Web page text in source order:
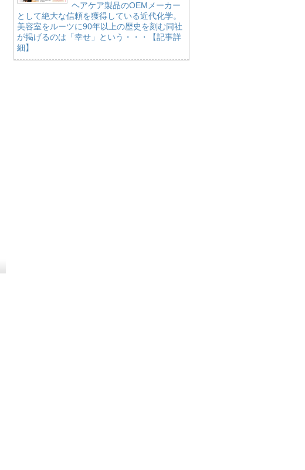
ヘアケア製品のOEMメーカー
として絶大な信頼を獲得している近代化学。
美容室をルーツに90年以上の歴史を刻む同社
が掲げるのは「幸せ」という・・・【記事詳
細】